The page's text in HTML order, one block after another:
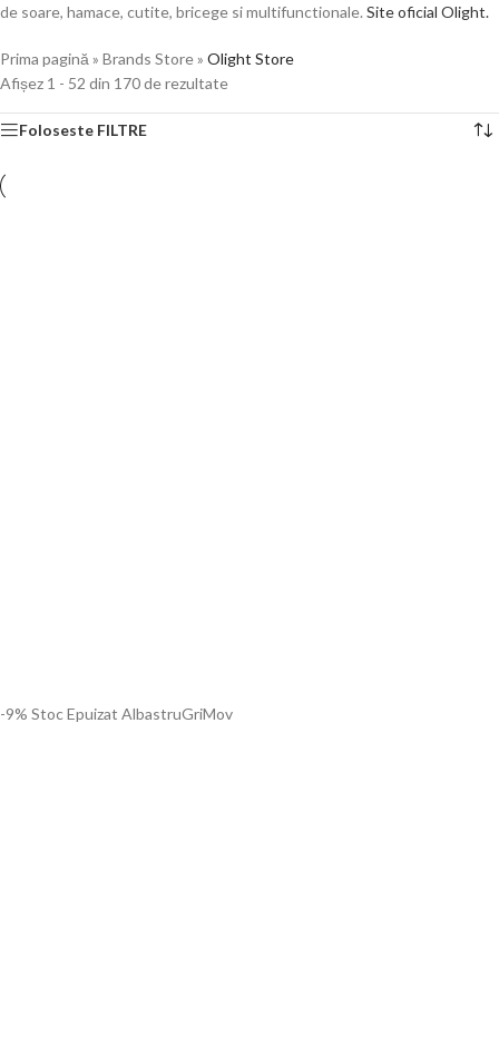
de soare, hamace, cutite, bricege si multifunctionale. Site oficial Olight.
Prima pagină » Brands Store» Olight Store
Afișez 1 - 52 din 170 de rezultate
Foloseste FILTRE
-9% Stoc Epuizat AlbastruGriMov